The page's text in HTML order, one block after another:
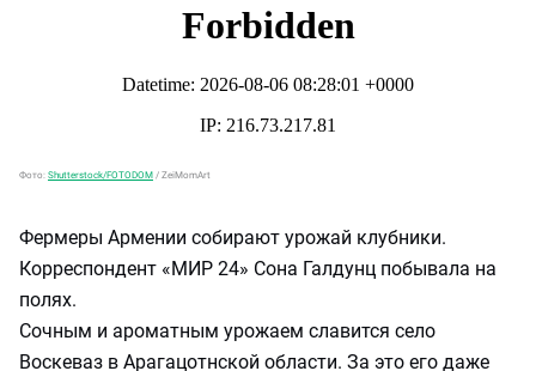
Фото: Shutterstock/FOTODOM / ZeiMomArt
Фермеры Армении собирают урожай клубники.
Корреспондент «МИР 24» Сона Галдунц побывала на
полях.
Сочным и ароматным урожаем славится село
Воскеваз в Арагацотнской области. За это его даже